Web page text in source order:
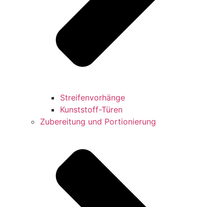
Streifenvorhänge
Kunststoff-Türen
Zubereitung und Portionierung